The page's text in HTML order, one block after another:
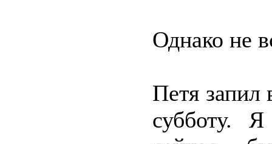
Однако не
Петя запил
субботу.